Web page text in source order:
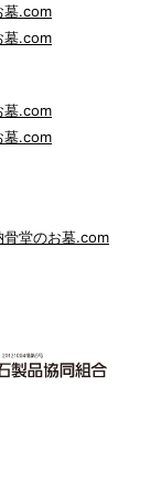
墓.com
墓.com
墓.com
墓.com
骨堂のお墓.com